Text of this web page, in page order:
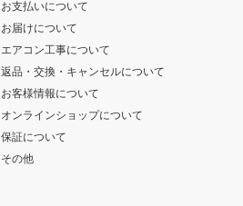
お支払いについて
お届けについて
エアコン工事について
返品・交換・キャンセルについて
お客様情報について
オンラインショップについて
保証について
その他